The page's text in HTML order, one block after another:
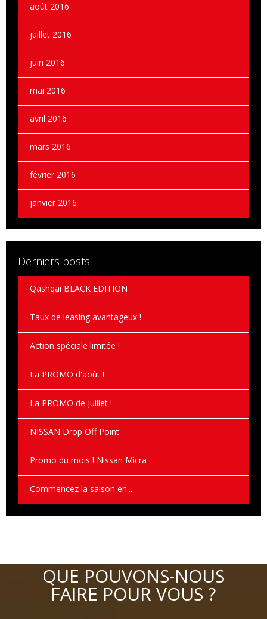
août 2016
juillet 2016
juin 2016
mai 2016
avril 2016
mars 2016
février 2016
janvier 2016
Derniers posts
Qashqai BLACK EDITION
Taux de leasing avantageux !
Action spéciale limitée !
La PROMO d'août !
La PROMO de juillet !
NISSAN Drop Off Point
Promo du mois ! Nissan Micra
Commencez la saison en...
QUE POUVONS-NOUS
FAIRE POUR VOUS ?